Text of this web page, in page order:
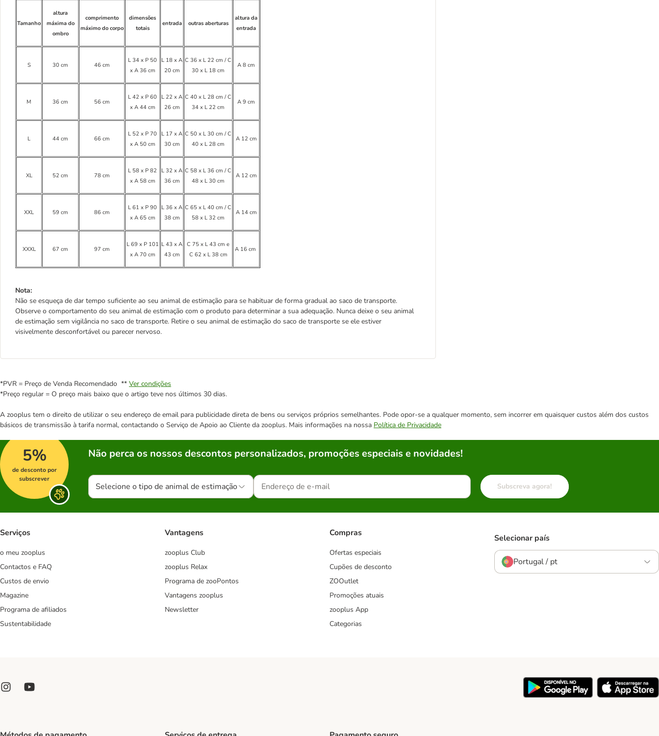
Tamanho
altura
máxima do
ombro
comprimento
máximo do corpo
dimensões
totais
entrada outras aberturas
altura da
entrada
S 30 cm 46 cm
L 34 x P 50
x A 36 cm
L 18 x A
20 cm
C 36 x L 22 cm / C
30 x L 18 cm
A 8 cm
M 36 cm 56 cm
L 42 x P 60
x A 44 cm
L 22 x A
26 cm
C 40 x L 28 cm / C
34 x L 22 cm
A 9 cm
L 44 cm 66 cm
L 52 x P 70
x A 50 cm
L 17 x A
30 cm
C 50 x L 30 cm / C
40 x L 28 cm
A 12 cm
XL 52 cm 78 cm
L 58 x P 82
x A 58 cm
L 32 x A
36 cm
C 58 x L 36 cm / C
48 x L 30 cm
A 12 cm
XXL 59 cm 86 cm
L 61 x P 90
x A 65 cm
L 36 x A
38 cm
C 65 x L 40 cm / C
58 x L 32 cm
A 14 cm
XXXL 67 cm 97 cm
L 69 x P 101
x A 70 cm
L 43 x A
43 cm
C 75 x L 43 cm e
C 62 x L 38 cm
A 16 cm
Nota:
Não se esqueça de dar tempo suficiente ao seu animal de estimação para se habituar de forma gradual ao saco de transporte.
Observe o comportamento do seu animal de estimação com o produto para determinar a sua adequação. Nunca deixe o seu animal
de estimação sem vigilância no saco de transporte. Retire o seu animal de estimação do saco de transporte se ele estiver
visivelmente desconfortável ou parecer nervoso.
*PVR = Preço de Venda Recomendado ** Ver condições
*Preço regular = O preço mais baixo que o artigo teve nos últimos 30 dias.
A zooplus tem o direito de utilizar o seu endereço de email para publicidade direta de bens ou serviços próprios semelhantes. Pode opor-se a qualquer momento, sem incorrer em quaisquer custos além dos custos
básicos de transmissão à tarifa normal, contactando o Serviço de Apoio ao Cliente da zooplus. Mais informações na nossa Política de Privacidade
5%
de desconto por
subscrever
Não perca os nossos descontos personalizados, promoções especiais e novidades!
Selecione o tipo de animal de estimação Subscreva agora!
Serviços
o meu zooplus
Contactos e FAQ
Custos de envio
Magazine
Programa de afiliados
Sustentabilidade
Vantagens
zooplus Club
zooplus Relax
Programa de zooPontos
Vantagens zooplus
Newsletter
Compras
Ofertas especiais
Cupões de desconto
ZOOutlet
Promoções atuais
zooplus App
Categorias
Selecionar país
Portugal / pt